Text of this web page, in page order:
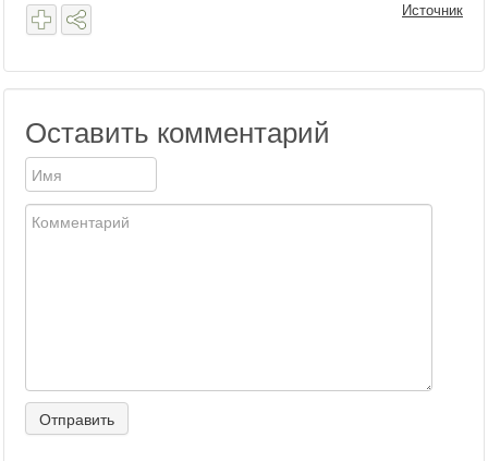
Источник
Оставить комментарий